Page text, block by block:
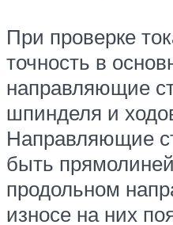
При проверке
точность в
направляющие
шпинделя и
Направляющие
быть
продольном
износе на них